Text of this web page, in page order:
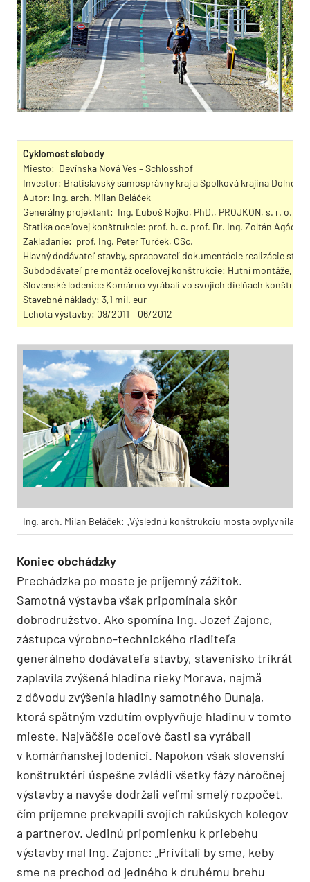
Cyklomost slobody
Miesto: Devínska Nová Ves – Schlosshof
Investor: Bratislavský samosprávny kraj a Spolková krajina Dolné
Autor: Ing. arch. Milan Beláček
Generálny projektant: Ing. Ľuboš Rojko, PhD., PROJKON, s. r. o.
Statika oceľovej konštrukcie: prof. h. c. prof. Dr. Ing. Zoltán Agócs,
Zakladanie: prof. Ing. Peter Turček, CSc.
Hlavný dodávateľ stavby, spracovateľ dokumentácie realizácie
Subdodávateľ pre montáž oceľovej konštrukcie: Hutní montáže, a.
Slovenské lodenice Komárno vyrábali vo svojich dielňach
Stavebné náklady: 3,1 mil. eur
Lehota výstavby: 09/2011 – 06/2012
Ing. arch. Milan Beláček: „Výslednú konštrukciu mosta ovplyvnila
Koniec obchádzky
Prechádzka po moste je príjemný zážitok.
Samotná výstavba však pripomínala skôr
dobrodružstvo. Ako spomína Ing. Jozef Zajonc,
zástupca výrobno-technického riaditeľa
generálneho dodávateľa stavby, stavenisko trikrát
zaplavila zvýšená hladina rieky Morava, najmä
z dôvodu zvýšenia hladiny samotného Dunaja,
ktorá spätným vzdutím ovplyvňuje hladinu v tomto
mieste. Najväčšie oceľové časti sa vyrábali
v komárňanskej lodenici. Napokon však slovenskí
konštruktéri úspešne zvládli všetky fázy náročnej
výstavby a navyše dodržali veľmi smelý rozpočet,
čím príjemne prekvapili svojich rakúskych kolegov
a partnerov. Jedinú pripomienku k priebehu
výstavby mal Ing. Zajonc: „Privítali by sme, keby
sme na prechod od jedného k druhému brehu